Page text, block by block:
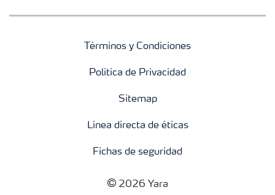
Términos y Condiciones
Política de Privacidad
Sitemap
Línea directa de éticas
Fichas de seguridad
2026 Yara